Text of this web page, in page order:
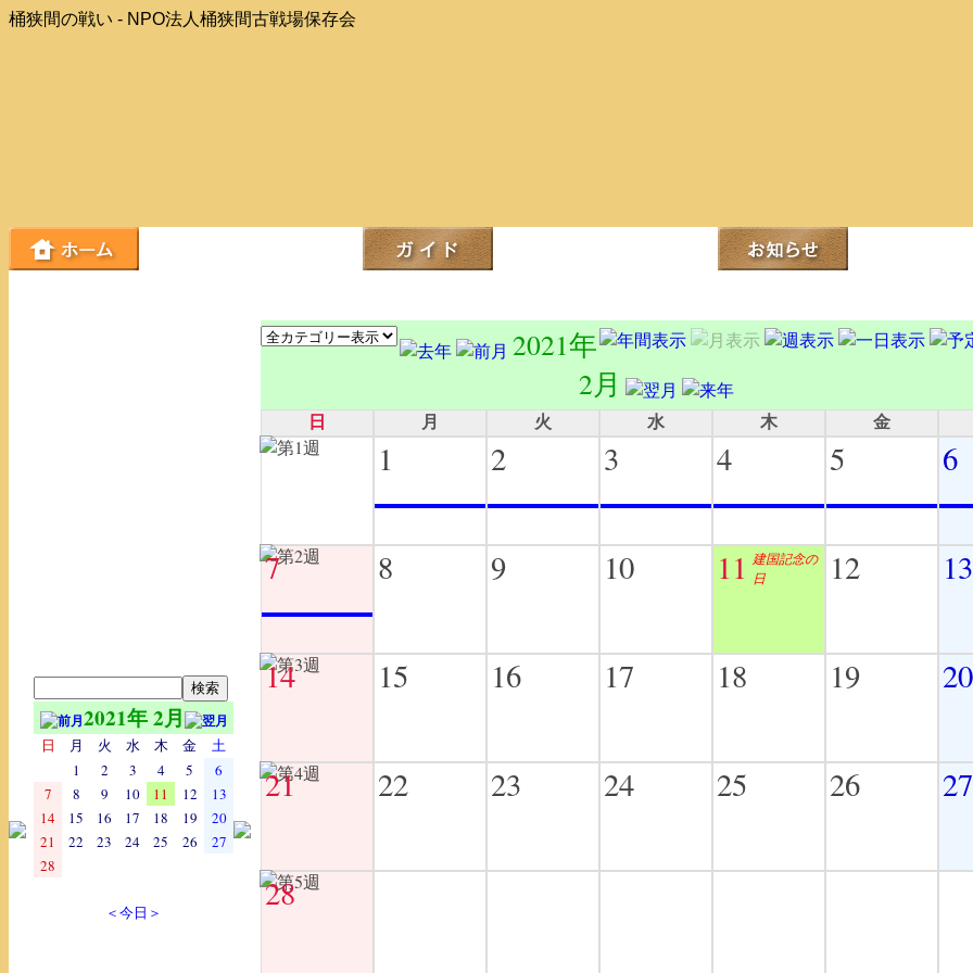
桶狭間の戦い - NPO法人桶狭間古戦場保存会
2021年 2月
日 月 火 水 木 金
土
1
2 3 4 5
6
7
8 9 10 11 12
13
14
15 16 17 18 19
20
21
22 23 24 25 26
27
28
＜今日＞
2021年
2月
日 月 火 水 木 金
1 2 3 4 5 6
7 8 9 10 11 建国記念の
日
12 13
14 15 16 17 18 19 20
21 22 23 24 25 26 27
28